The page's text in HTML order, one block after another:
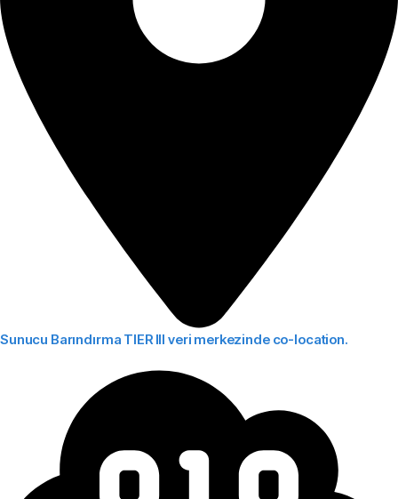
Sunucu Barındırma TIER III veri merkezinde co-location.